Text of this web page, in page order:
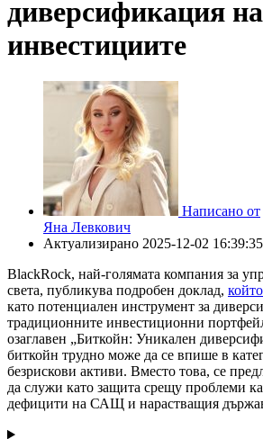
диверсификация на
инвестициите
Написано от
Яна Левкович
Актуализирано 2025-12-02 16:39:35
BlackRock, най-голямата компания за
света, публикува подробен доклад,
като потенциален инструмент за
традиционните инвестиционни
озаглавен „Биткойн: Уникален
биткойн трудно може да се впише в
безрискови активи. Вместо това, се
да служи като защита срещу проблеми
дефицити на САЩ и нарастващия